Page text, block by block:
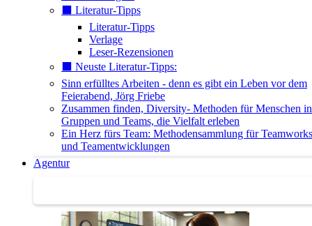
⬛️ Literatur-Tipps
Literatur-Tipps
Verlage
Leser-Rezensionen
⬛️ Neuste Literatur-Tipps:
Sinn erfülltes Arbeiten - denn es gibt ein Leben vor dem
Feierabend, Jörg Friebe
Zusammen finden, Diversity- Methoden für Menschen in
Gruppen und Teams, die Vielfalt erleben
Ein Herz fürs Team: Methodensammlung für
und Teamentwicklungen
Agentur